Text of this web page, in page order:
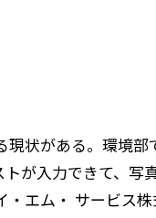
状がある。環境部
が入力できて、写
エム・ サービス